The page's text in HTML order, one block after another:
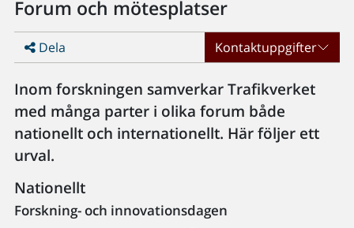
Forum och mötesplatser
Dela Kontaktuppgifter
Inom forskningen samverkar Trafikverket
med många parter i olika forum både
nationellt och internationellt. Här följer ett
urval.
Nationellt
Forskning- och innovationsdagen